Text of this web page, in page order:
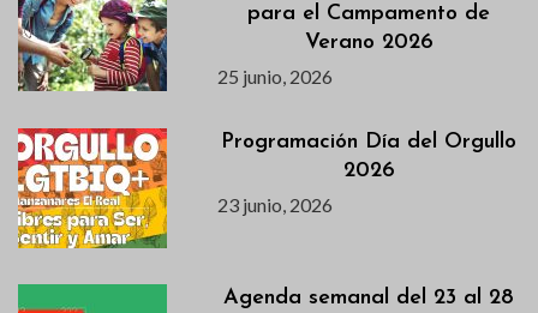
para el Campamento de
Verano 2026
25 junio, 2026
Programación Día del Orgullo
2026
23 junio, 2026
Agenda semanal del 23 al 28